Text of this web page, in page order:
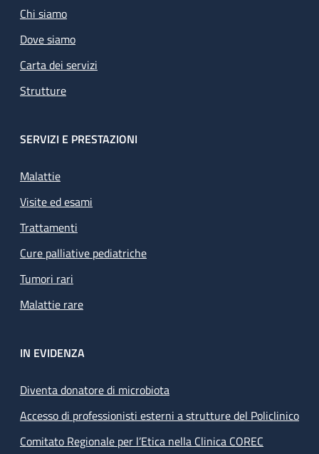
Chi siamo
Dove siamo
Carta dei servizi
Strutture
SERVIZI E PRESTAZIONI
Malattie
Visite ed esami
Trattamenti
Cure palliative pediatriche
Tumori rari
Malattie rare
IN EVIDENZA
Diventa donatore di microbiota
Accesso di professionisti esterni a strutture del Policlinico
Comitato Regionale per l’Etica nella Clinica COREC